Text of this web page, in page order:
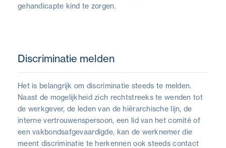
gehandicapte kind te zorgen.
Discriminatie melden
Het is belangrijk om discriminatie steeds te melden.
Naast de mogelijkheid zich rechtstreeks te wenden tot
de werkgever, de leden van de hiërarchische lijn, de
interne vertrouwenspersoon, een lid van het comité of
een vakbondsafgevaardigde, kan de werknemer die
meent discriminatie te herkennen ook steeds contact